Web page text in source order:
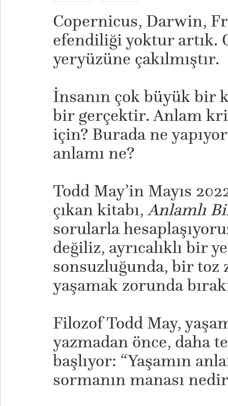
Copernicus, Darwin,
efendiliği yoktur artık.
yeryüzüne çakılmıştır.
İnsanın çok büyük bir
bir gerçektir. Anlam
için? Burada ne
anlamı ne?
Todd May’in Mayıs
çıkan kitabı,Anlamlı
sorularla
değiliz, ayrıcalıklı bir
sonsuzluğunda, bir toz
yaşamak zorunda
Filozof Todd May,
yazmadan önce, daha
başlıyor: “Yaşamın
sormanın manası